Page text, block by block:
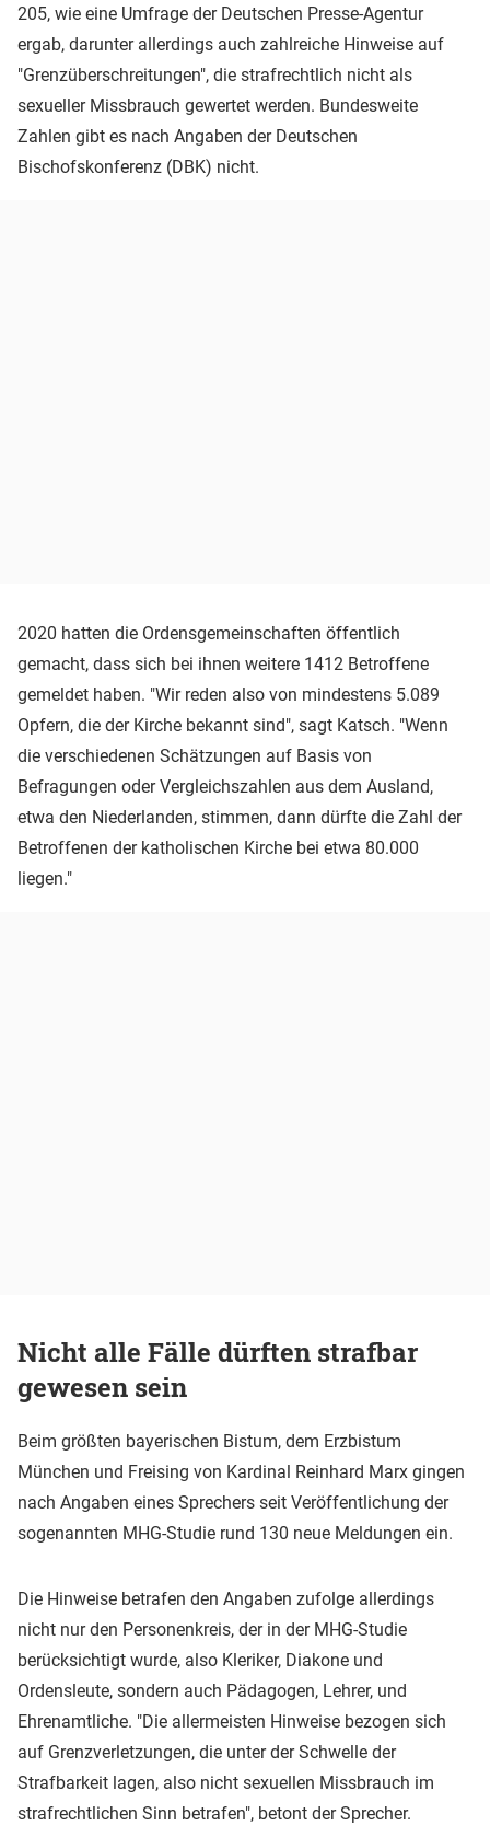
205, wie eine Umfrage der Deutschen Presse-Agentur
ergab, darunter allerdings auch zahlreiche Hinweise auf
"Grenzüberschreitungen", die strafrechtlich nicht als
sexueller Missbrauch gewertet werden. Bundesweite
Zahlen gibt es nach Angaben der Deutschen
Bischofskonferenz (DBK) nicht.
2020 hatten die Ordensgemeinschaften öffentlich
gemacht, dass sich bei ihnen weitere 1412 Betroffene
gemeldet haben. "Wir reden also von mindestens 5.089
Opfern, die der Kirche bekannt sind", sagt Katsch. "Wenn
die verschiedenen Schätzungen auf Basis von
Befragungen oder Vergleichszahlen aus dem Ausland,
etwa den Niederlanden, stimmen, dann dürfte die Zahl der
Betroffenen der katholischen Kirche bei etwa 80.000
liegen."
Nicht alle Fälle dürften strafbar
gewesen sein
Beim größten bayerischen Bistum, dem Erzbistum
München und Freising von Kardinal Reinhard Marx gingen
nach Angaben eines Sprechers seit Veröffentlichung der
sogenannten MHG-Studie rund 130 neue Meldungen ein.
Die Hinweise betrafen den Angaben zufolge allerdings
nicht nur den Personenkreis, der in der MHG-Studie
berücksichtigt wurde, also Kleriker, Diakone und
Ordensleute, sondern auch Pädagogen, Lehrer, und
Ehrenamtliche. "Die allermeisten Hinweise bezogen sich
auf Grenzverletzungen, die unter der Schwelle der
Strafbarkeit lagen, also nicht sexuellen Missbrauch im
strafrechtlichen Sinn betrafen", betont der Sprecher.